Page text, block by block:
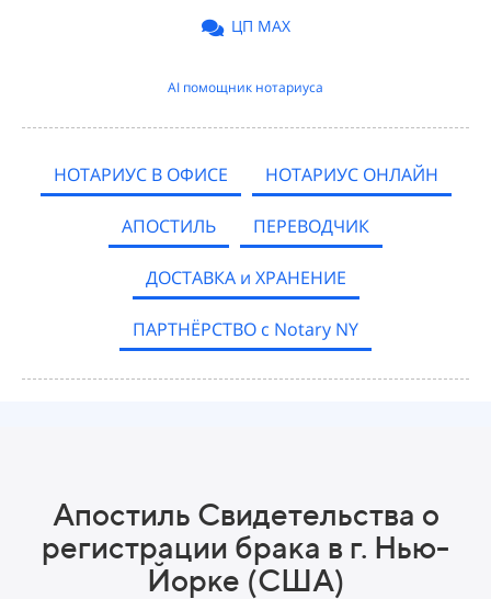
ЦП MAX
AI помощник нотариуса
НОТАРИУС В ОФИСЕ НОТАРИУС ОНЛАЙН
АПОСТИЛЬ ПЕРЕВОДЧИК
ДОСТАВКА и ХРАНЕНИЕ
ПАРТНЁРСТВО с Notary NY
Апостиль Свидетельства о
регистрации брака в г. Нью-
Йорке (США)